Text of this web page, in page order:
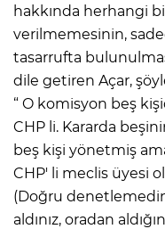
hakkında herhangi
verilmemesinin,
tasarrufta
dile getiren Açar,
“ O komisyon beş
CHP li. Kararda
beş kişi yönetmiş
CHP' li meclis üyesi
(Doğru
aldınız, oradan